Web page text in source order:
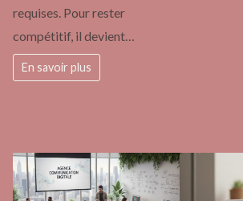
requises. Pour rester
compétitif, il devient…
En savoir plus